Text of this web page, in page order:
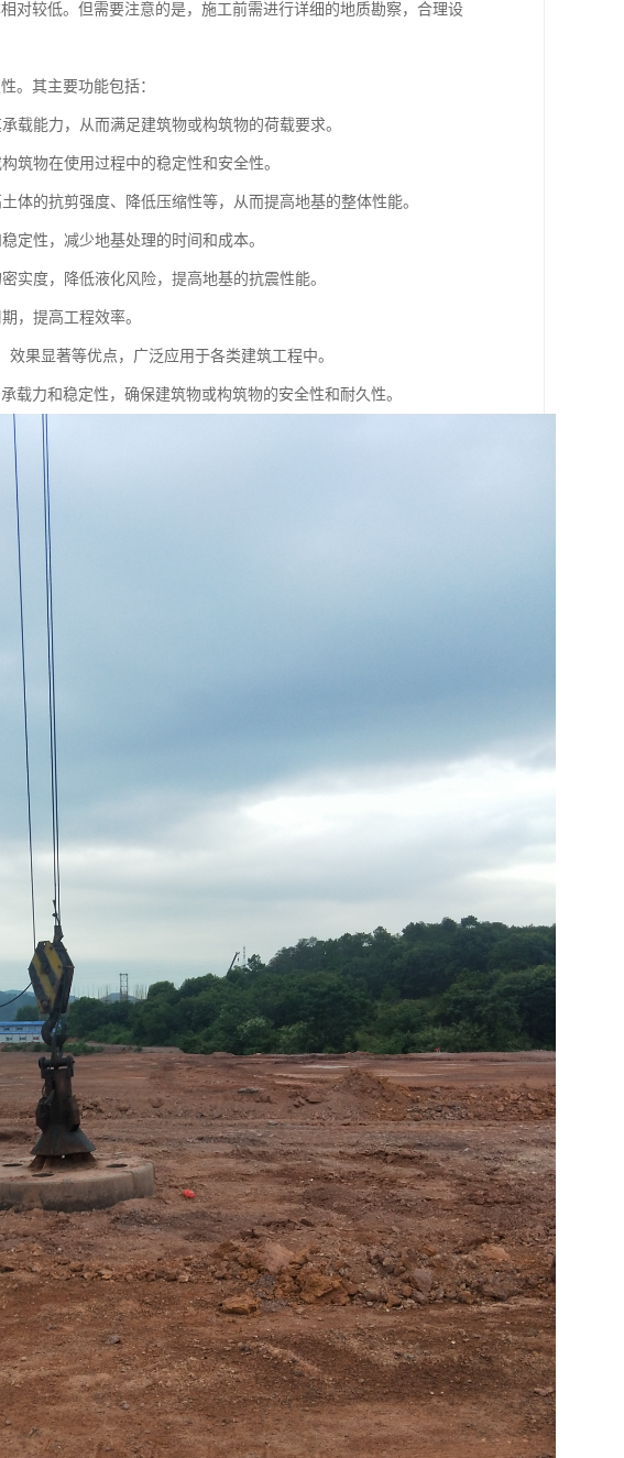
对较低。但需要注意的是，施工前需进行详细的地质勘察，合理设
。其主要功能包括：
载能力，从而满足建筑物或构筑物的荷载要求。
筑物在使用过程中的稳定性和安全性。
体的抗剪强度、降低压缩性等，从而提高地基的整体性能。
定性，减少地基处理的时间和成本。
实度，降低液化风险，提高地基的抗震性能。
，提高工程效率。
果显著等优点，广泛应用于各类建筑工程中。
载力和稳定性，确保建筑物或构筑物的安全性和耐久性。